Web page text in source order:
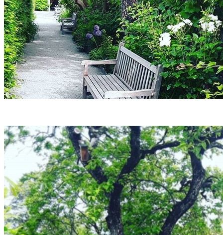
Informations pratiques
Billetterie
Individuels
Groupes